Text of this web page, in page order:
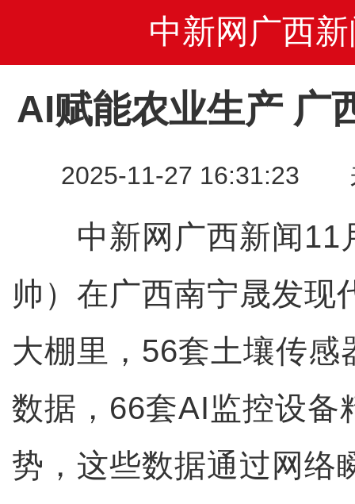
中新网广西新
AI赋能农业生产 广
2025-11-27 16:31:23
中新网广西新闻11
帅）在广西南宁晟发现
大棚里，56套土壤传感
数据，66套AI监控设备
势，这些数据通过网络